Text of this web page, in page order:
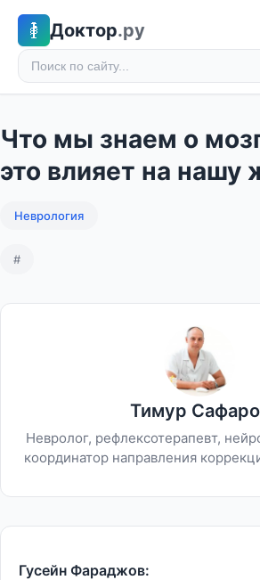
Доктор.ру
Что мы знаем о​
это влияет на нашу
Неврология
#
Тимур
Невролог, рефлексотерапевт,
координатор направления
Гусейн Фараджов: